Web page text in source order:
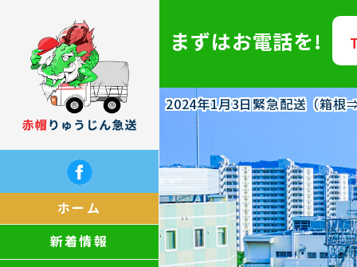
ホーム
新着情報
2024年1月3日緊急配送（箱根
まずはお電話を!